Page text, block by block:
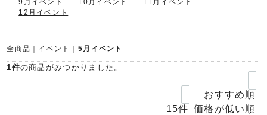
12月イベント
全商品 イベント 5月イベント
1件の商品がみつかりました。